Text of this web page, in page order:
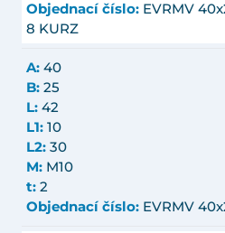
Objednací číslo: EVRMV
8 KURZ
A: 40
B: 25
L: 42
L1: 10
L2: 30
M: M10
t: 2
Objednací číslo: EVRMV